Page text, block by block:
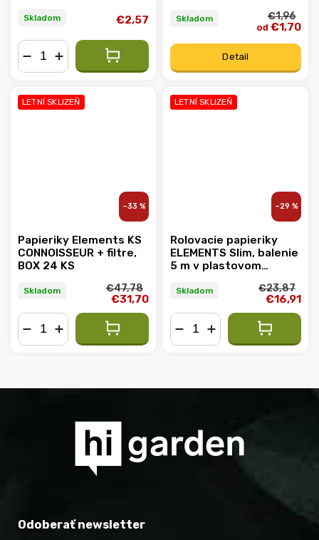
Skladom €2,57 Skladom €1,96
od €1,70
Detail
LETNÍ SKLIZEŇ
–33 %
Papieriky Elements KS
CONNOISSEUR + filtre,
BOX 24 KS
Skladom €47,78
€31,70
LETNÍ SKLIZEŇ
–29 %
Rolovacie papieriky
ELEMENTS Slim, balenie
5 m v plastovom
Skladom €23,87
€16,91
Odoberať newsletter